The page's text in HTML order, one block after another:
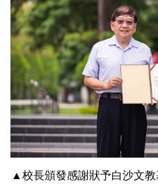
▲校長頒發感謝狀予白沙文